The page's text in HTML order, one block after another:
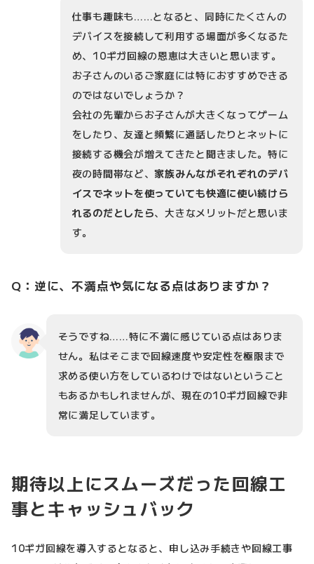
仕事も趣味も……となると、同時にたくさんの
デバイスを接続して利用する場面が多くなるた
め、10ギガ回線の恩恵は大きいと思います。
お子さんのいるご家庭には特におすすめできる
のではないでしょうか？
会社の先輩からお子さんが大きくなってゲーム
をしたり、友達と頻繁に通話したりとネットに
接続する機会が増えてきたと聞きました。特に
夜の時間帯など、家族みんながそれぞれのデバ
イスでネットを使っていても快適に使い続けら
れるのだとしたら、大きなメリットだと思いま
す。
Q：逆に、不満点や気になる点はありますか？
そうですね……特に不満に感じている点はありま
せん。私はそこまで回線速度や安定性を極限まで
求める使い方をしているわけではないということ
もあるかもしれませんが、現在の10ギガ回線で非
常に満足しています。
期待以上にスムーズだった回線工
事とキャッシュバック
10ギガ回線を導入するとなると、申し込み手続きや回線工事